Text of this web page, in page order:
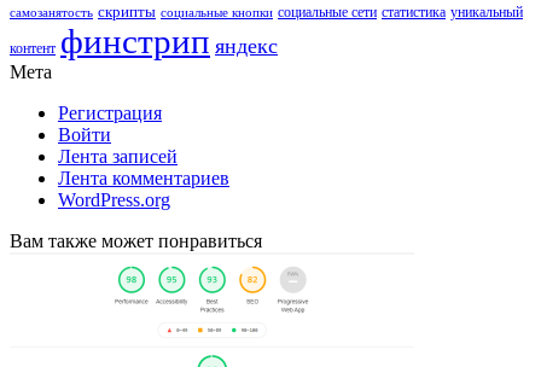
самозанятость скрипты социальные кнопки социальные сети статистика уникальный
контент финстрип яндекс
Мета
Регистрация
Войти
Лента записей
Лента комментариев
WordPress.org
Вам также может понравиться